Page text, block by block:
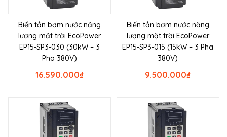
Biến tần bơm nước năng
lượng mặt trời EcoPower
EP15-SP3-030 (30kW – 3
Pha 380V)
₫
16.590.000
Biến tần bơm nước năng
lượng mặt trời EcoPower
EP15-SP3-015 (15kW – 3 Pha
380V)
₫
9.500.000